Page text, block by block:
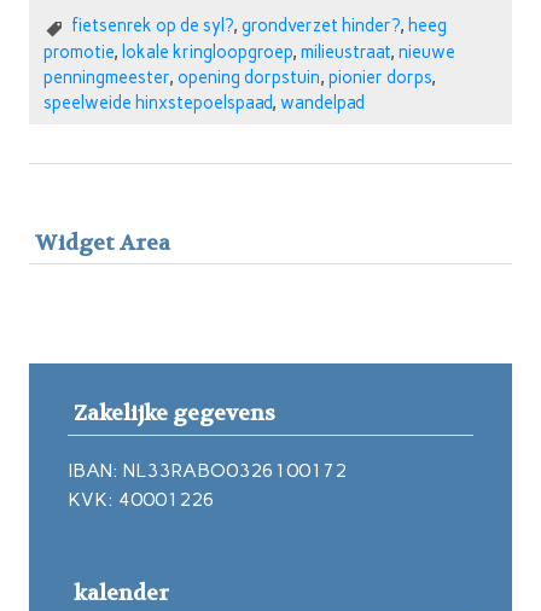
fietsenrek op de syl?, grondverzet hinder?, heeg
promotie, lokale kringloopgroep, milieustraat, nieuwe
penningmeester, opening dorpstuin, pionier dorps,
speelweide hinxstepoelspaad, wandelpad
Widget Area
Zakelijke gegevens
IBAN: NL33RABO0326100172
KVK: 40001226
kalender